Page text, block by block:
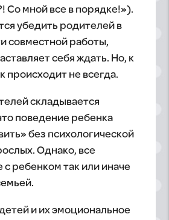
Со мной все в порядке!»).
убедить родителей в
совместной работы,
себя ждать. Но, к
происходит не всегда.
складывается
поведение ребенка
без психологической
Однако, все
ребенком так или иначе
и их эмоциональное